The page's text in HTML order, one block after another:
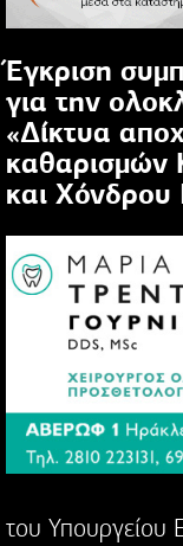
Έγκριση
για την
«Δίκτυα
καθαρισμών
και Χόνδρου
του Υπουργείου